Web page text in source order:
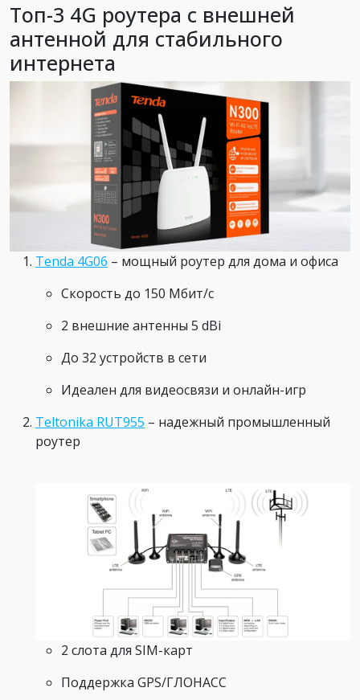
Топ-3 4G роутера с внешней
антенной для стабильного
интернета
Tenda 4G06 – мощный роутер для дома и офиса
Скорость до 150 Мбит/с
2 внешние антенны 5 dBi
До 32 устройств в сети
Идеален для видеосвязи и онлайн-игр
Teltonika RUT955 – надежный промышленный
роутер
2 слота для SIM-карт
Поддержка GPS/ГЛОНАСС